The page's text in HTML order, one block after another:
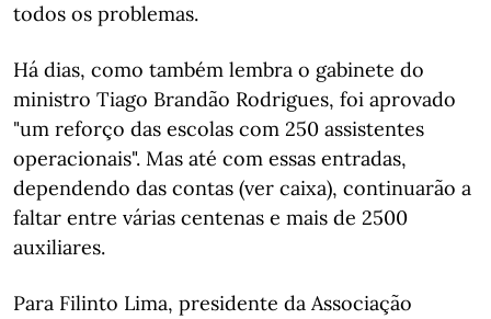
todos os problemas.
Há dias, como também lembra o gabinete do
ministro Tiago Brandão Rodrigues, foi aprovado
"um reforço das escolas com 250 assistentes
operacionais". Mas até com essas entradas,
dependendo das contas (ver caixa), continuarão a
faltar entre várias centenas e mais de 2500
auxiliares.
Para Filinto Lima, presidente da Associação